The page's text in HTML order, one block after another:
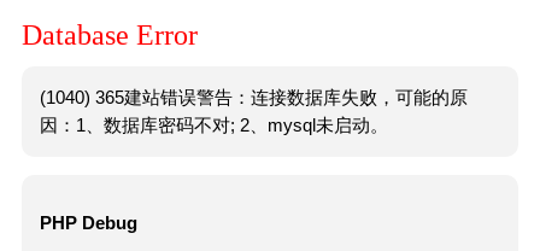
Database Error
(1040) 365建站错误警告：连接数据库失败，可能的原
因：1、数据库密码不对; 2、mysql未启动。
PHP Debug